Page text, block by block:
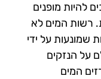
להיות מופנים
רשות המים לא
שמונעות על ידי
על הנזקים
המים